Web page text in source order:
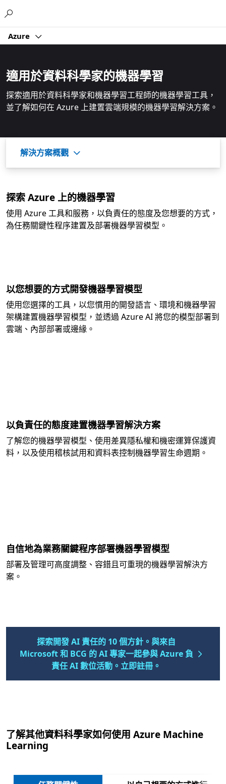
Azure
適用於資料科學家的機器學習
探索適用於資料科學家和機器學習工程師的機器學習工具，
並了解如何在 Azure 上建置雲端規模的機器學習解決方案。
解決方案概觀
探索 Azure 上的機器學習
使用 Azure 工具和服務，以負責任的態度及您想要的方式，
為任務關鍵性程序建置及部署機器學習模型。
以您想要的方式開發機器學習模型
使用您選擇的工具，以您慣用的開發語言、環境和機器學習
架構建置機器學習模型，並透過 Azure AI 將您的模型部署到
雲端、內部部署或邊緣。
以負責任的態度建置機器學習解決方案
了解您的機器學習模型、使用差異隱私權和機密運算保護資
料，以及使用稽核試用和資料表控制機器學習生命週期。
自信地為業務關鍵程序部署機器學習模型
部署及管理可高度調整、容錯且可重現的機器學習解決方
案。
探索開發 AI 責任的 10 個方針。與來自
Microsoft 和 BCG 的 AI 專家一起參與 Azure 負
責任 AI 數位活動。立即註冊。
了解其他資料科學家如何使用 Azure Machine
Learning